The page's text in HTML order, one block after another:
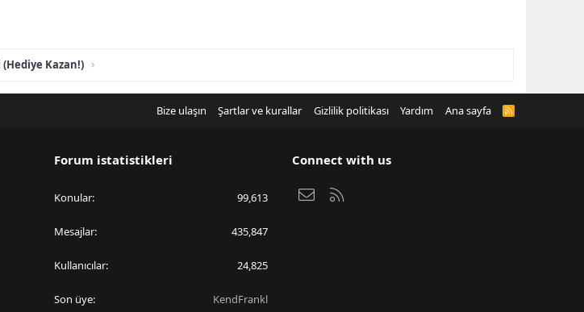
Kazan!)
Bize ulaşın Şartlar ve kurallar Gizlilik politikası Yardım Ana sayfa
R
Forum istatistikleri
Konular 99,613
Mesajlar 435,847
Kullanıcılar 24,825
Son üye KendFrankl
Connect with us
Bize ulaşın